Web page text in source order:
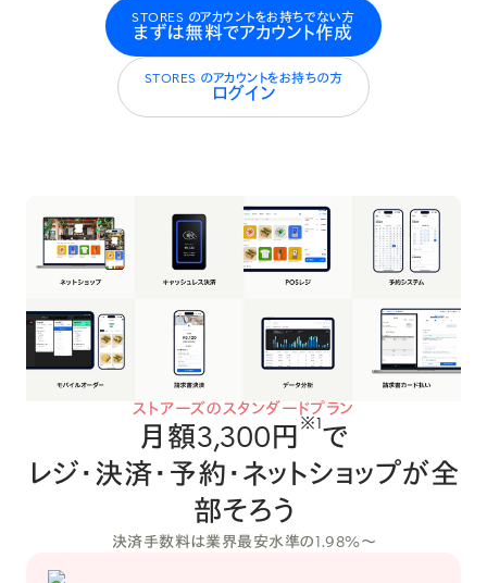
STORES のアカウントをお持ちでない方
まずは無料でアカウント作成
STORES のアカウントをお持ちの方
ログイン
ストアーズのスタンダードプラン
月額3,300円 ※1で
レジ・決済・予約・ネットショップが全
部そろう
決済手数料は業界最安水準の1.98%〜